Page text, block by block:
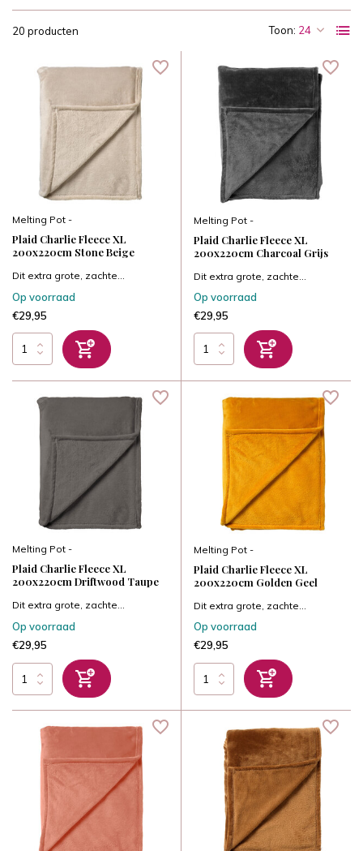
20 producten Toon:
Melting Pot -
Plaid Charlie Fleece XL
200x220cm Stone Beige
Dit extra grote, zachte...
Op voorraad
€29,95
Melting Pot -
Plaid Charlie Fleece XL
200x220cm Charcoal Grijs
Dit extra grote, zachte...
Op voorraad
€29,95
Melting Pot -
Plaid Charlie Fleece XL
200x220cm Driftwood Taupe
Dit extra grote, zachte...
Op voorraad
€29,95
Melting Pot -
Plaid Charlie Fleece XL
200x220cm Golden Geel
Dit extra grote, zachte...
Op voorraad
€29,95